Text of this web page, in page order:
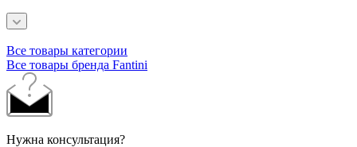
Все товары категории
Все товары бренда Fantini
Нужна консультация?